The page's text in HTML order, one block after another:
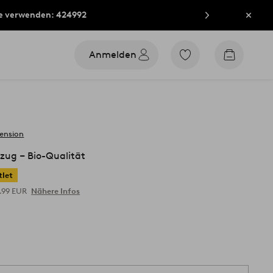
verwenden: 424992
Anmelden
Zu
Zum
‒ Bio-Qualität
EUR Nähere Infos